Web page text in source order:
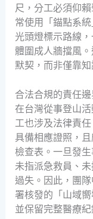
尺，分工必須仰
常使用「錨點系
光頭燈標示路線
體圍成人牆擋風
默契，而非僅靠知
合法合規的責任邊
在台灣從事登山
工也涉及法律責
具備相應證照，
檢查表。一旦發
未指派急救員、
過失。因此，團
署核發的「山域
並保留完整醫療